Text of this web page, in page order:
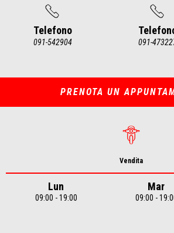
Telefono
091-542904 091-
of
PRENOTA UN
Vendita
Lun
09:00 - 19:00
Mar
09:00 -